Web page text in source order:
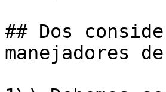
## Dos
manejadores